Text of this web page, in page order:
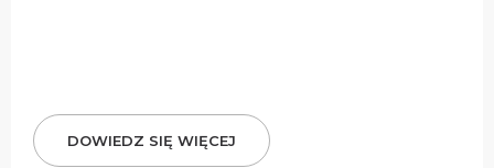
DOWIEDZ SIĘ WIĘCEJ